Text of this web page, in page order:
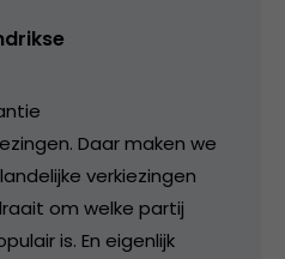
Daar maken we
verkiezingen
om welke partij
is. En eigenlijk